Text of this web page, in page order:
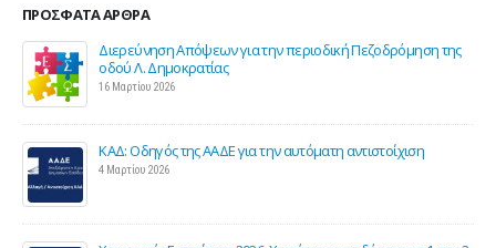
ΠΡΌΣΦΑΤΑ ΆΡΘΡΑ
Σε λειτουργία το νέο Helpdesk της ΕΣΕΕ με κορυφαίους
επιστήμονες για την υποστήριξη των εμπορικών
επιχειρήσεων
Παράταση της υποχρεωτικής έναρξης της ηλεκτρονικής
τιμολόγησης